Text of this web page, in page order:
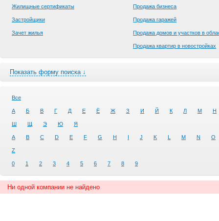
Жилищные сертификаты
Застройщики
Зачет жилья
Продажа бизнеса
Продажа гаражей
Продажа домов и участков в
Продажа квартир в новостройках
Показать форму поиска ↓
Все
А Б В Г Д Е Ё Ж З И Й К Л М Н
Ш Щ Э Ю Я
A B C D E F G H I J K L M N O
Z
0 1 2 3 4 5 6 7 8 9
Ни одной компании не найдено